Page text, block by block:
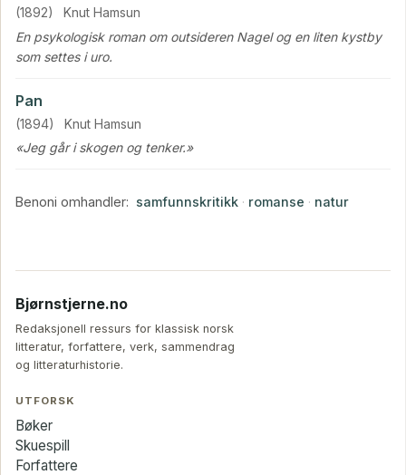
(1892)
Knut Hamsun
En psykologisk roman om outsideren Nagel og en liten kystby
som settes i uro.
Pan
(1894)
Knut Hamsun
«Jeg går i skogen og tenker.»
Benoni omhandler: samfunnskritikk · romanse · natur
Bjørnstjerne.no
Redaksjonell ressurs for klassisk norsk
litteratur, forfattere, verk, sammendrag
og litteraturhistorie.
UTFORSK
Bøker
Skuespill
Forfattere